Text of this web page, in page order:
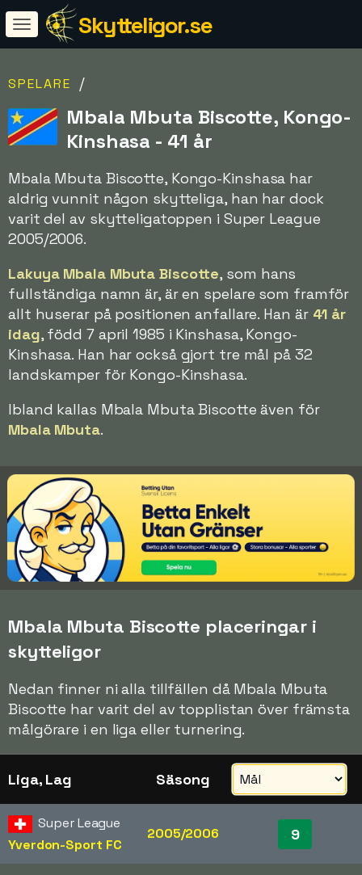
Skytteligor.se
SPELARE /
Mbala Mbuta Biscotte, Kongo-
Kinshasa - 41 år
Mbala Mbuta Biscotte, Kongo-Kinshasa har
aldrig vunnit någon skytteliga, han har dock
varit del av skytteligatoppen i Super League
2005/2006.
Lakuya Mbala Mbuta Biscotte, som hans
fullständiga namn är, är en spelare som framför
allt huserar på positionen anfallare. Han är 41 år
idag, född 7 april 1985 i Kinshasa, Kongo-
Kinshasa. Han har också gjort tre mål på 32
landskamper för Kongo-Kinshasa.
Ibland kallas Mbala Mbuta Biscotte även för
Mbala Mbuta.
Mbala Mbuta Biscotte placeringar i
skytteligor
Nedan finner ni alla tillfällen då Mbala Mbuta
Biscotte har varit del av topplistan över främsta
målgörare i en liga eller turnering.
Liga, Lag Säsong
Super League
Yverdon-Sport FC
2005/2006 9